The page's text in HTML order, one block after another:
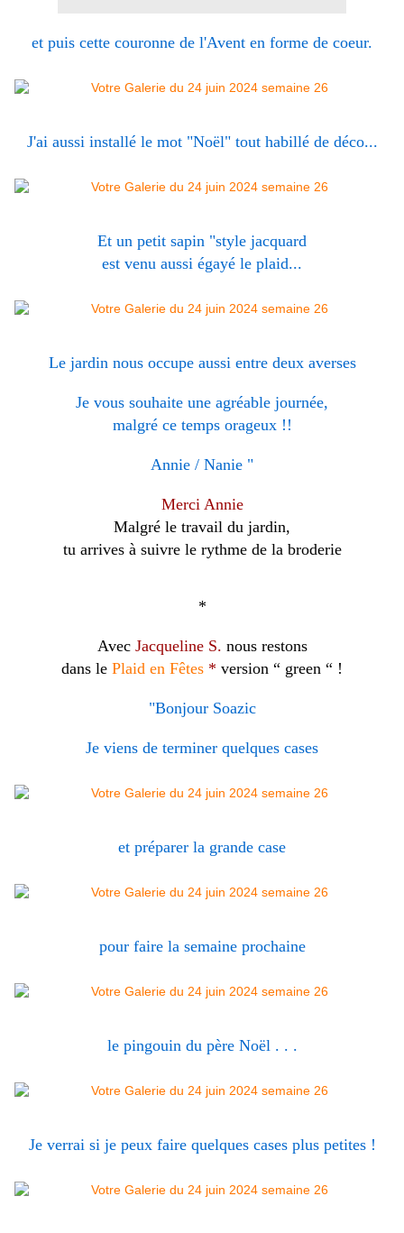
et puis cette couronne de l'Avent en forme de coeur.
J'ai aussi installé le mot "Noël" tout habillé de déco...
Et un petit sapin "style jacquard
est venu aussi égayé le plaid...
Le jardin nous occupe aussi entre deux averses
Je vous souhaite une agréable journée,
malgré ce temps orageux !!
Annie / Nanie "
Merci Annie
Malgré le travail du jardin,
tu arrives à suivre le rythme de la broderie
*
AvecJacqueline S. nous restons
dans le Plaid en Fêtes * version “ green “ !
"Bonjour Soazic
Je viens de terminer quelques cases
et préparer la grande case
pour faire la semaine prochaine
le pingouin du père Noël . . .
Je verrai si je peux faire quelques cases plus petites !